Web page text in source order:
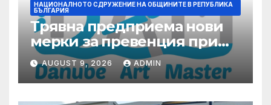
НАЦИОНАЛНОТО СДРУЖЕНИЕ НА ОБЩИНИТЕ В РЕПУБЛИКА
БЪЛГАРИЯ
Трявна предприема нови
мерки за превенция при
бедствия и аварии
AUGUST 9, 2026 ADMIN